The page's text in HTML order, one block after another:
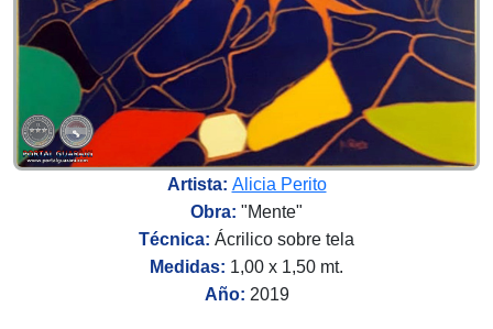
Artista: Alicia Perito
Obra: "Mente"
Técnica: Ácrilico sobre tela
Medidas: 1,00 x 1,50 mt.
Año: 2019